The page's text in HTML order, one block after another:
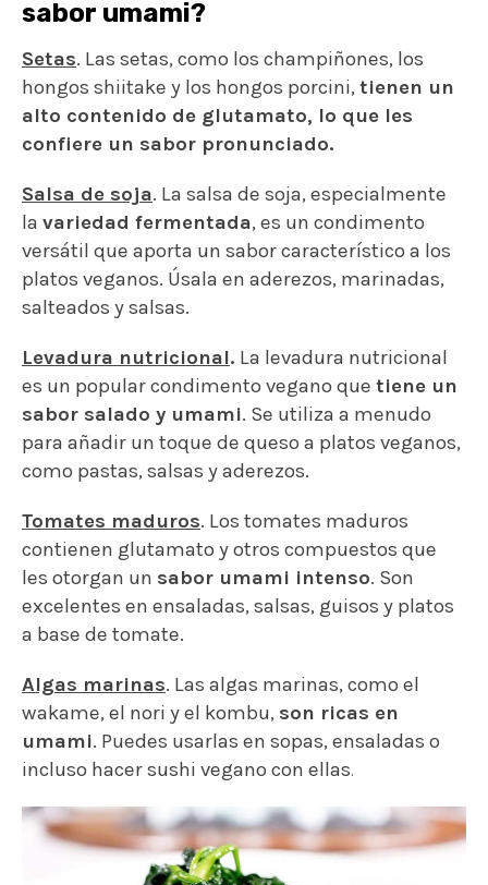
sabor umami?
Setas. Las setas, como los champiñones, los
hongos shiitake y los hongos porcini, tienen un
alto contenido de glutamato, lo que les
confiere un sabor pronunciado.
Salsa de soja. La salsa de soja, especialmente
la variedad fermentada, es un condimento
versátil que aporta un sabor característico a los
platos veganos. Úsala en aderezos, marinadas,
salteados y salsas.
Levadura nutricional. La levadura nutricional
es un popular condimento vegano que tiene un
sabor salado y umami. Se utiliza a menudo
para añadir un toque de queso a platos veganos,
como pastas, salsas y aderezos.
Tomates maduros. Los tomates maduros
contienen glutamato y otros compuestos que
les otorgan un sabor umami intenso. Son
excelentes en ensaladas, salsas, guisos y platos
a base de tomate.
Algas marinas. Las algas marinas, como el
wakame, el nori y el kombu, son ricas en
umami. Puedes usarlas en sopas, ensaladas o
incluso hacer sushi vegano con ellas.